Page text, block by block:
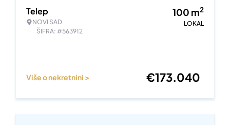
Telep
NOVI SAD
ŠIFRA: #563912
100 m2
LOKAL
Više o nekretnini > €173.040